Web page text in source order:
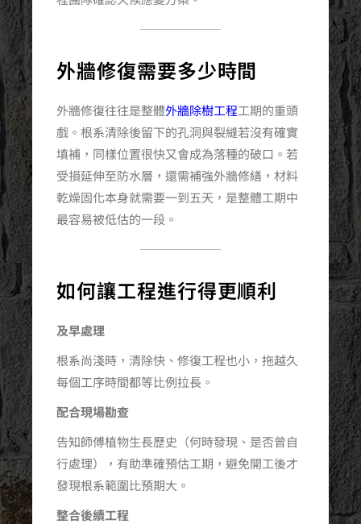
外牆修復需要多少時間
外牆修復往往是整體外牆除樹工程工期的重頭
戲。根系清除後留下的孔洞與裂縫若沒有確實
填補，同樣位置很快又會成為落種的破口。若
受損延伸至防水層，還需補強外牆修繕，材料
乾燥固化本身就需要一到五天，是整體工期中
最容易被低估的一段。
如何讓工程進行得更順利
及早處理
根系尚淺時，清除快、修復工程也小，拖越久
每個工序時間都等比例拉長。
配合現場勘查
告知師傅植物生長歷史（何時發現、是否曾自
行處理），有助準確預估工期，避免開工後才
發現根系範圍比預期大。
整合後續工程